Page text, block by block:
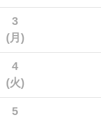
3
(月)
4
(火)
5